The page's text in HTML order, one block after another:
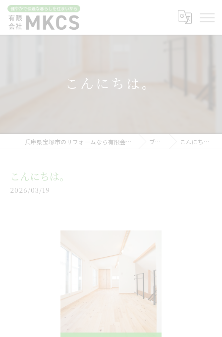
こんにちは。
兵庫県宝塚市のリフォームなら有限会社MKCS ブログ こんにちは。
こんにちは。
2026/03/19